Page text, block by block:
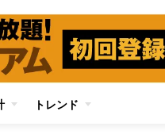
トレンド